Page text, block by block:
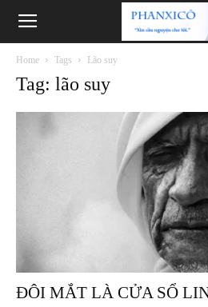
Phanxicô
Home Tags Lão suy
Tag: lão suy
ĐÔI MẮT LÀ CỬA SỔ